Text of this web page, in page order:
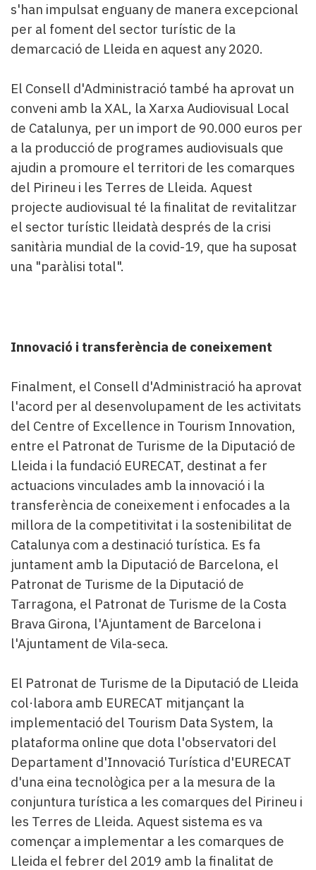
s'han impulsat enguany de manera excepcional
per al foment del sector turístic de la
demarcació de Lleida en aquest any 2020.
El Consell d'Administració també ha aprovat un
conveni amb la XAL, la Xarxa Audiovisual Local
de Catalunya, per un import de 90.000 euros per
a la producció de programes audiovisuals que
ajudin a promoure el territori de les comarques
del Pirineu i les Terres de Lleida. Aquest
projecte audiovisual té la finalitat de revitalitzar
el sector turístic lleidatà després de la crisi
sanitària mundial de la covid-19, que ha suposat
una "paràlisi total".
Innovació i transferència de coneixement
Finalment, el Consell d'Administració ha aprovat
l'acord per al desenvolupament de les activitats
del Centre of Excellence in Tourism Innovation,
entre el Patronat de Turisme de la Diputació de
Lleida i la fundació EURECAT, destinat a fer
actuacions vinculades amb la innovació i la
transferència de coneixement i enfocades a la
millora de la competitivitat i la sostenibilitat de
Catalunya com a destinació turística. Es fa
juntament amb la Diputació de Barcelona, el
Patronat de Turisme de la Diputació de
Tarragona, el Patronat de Turisme de la Costa
Brava Girona, l'Ajuntament de Barcelona i
l'Ajuntament de Vila-seca.
El Patronat de Turisme de la Diputació de Lleida
col·labora amb EURECAT mitjançant la
implementació del Tourism Data System, la
plataforma online que dota l'observatori del
Departament d'Innovació Turística d'EURECAT
d'una eina tecnològica per a la mesura de la
conjuntura turística a les comarques del Pirineu i
les Terres de Lleida. Aquest sistema es va
començar a implementar a les comarques de
Lleida el febrer del 2019 amb la finalitat de